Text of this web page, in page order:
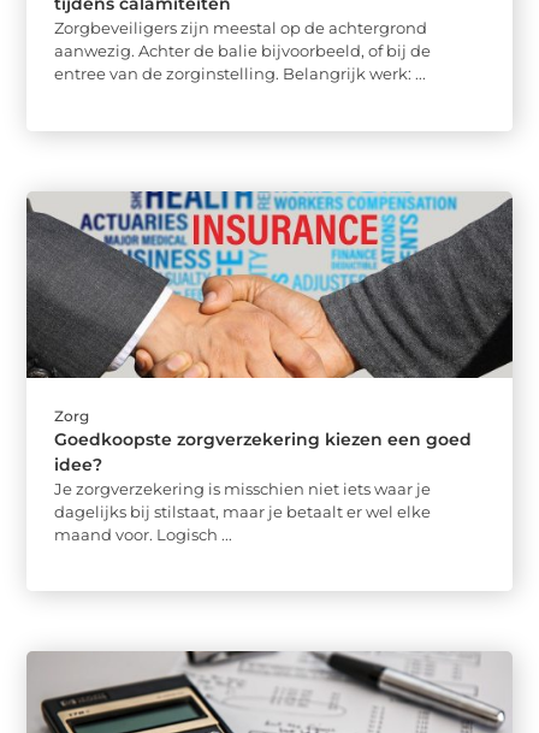
Zorgbeveiligers zijn meestal op de achtergrond
aanwezig. Achter de balie bijvoorbeeld, of bij de
entree van de zorginstelling. Belangrijk werk: ...
Zorg
Goedkoopste zorgverzekering kiezen een goed
idee?
Je zorgverzekering is misschien niet iets waar je
dagelijks bij stilstaat, maar je betaalt er wel elke
maand voor. Logisch ...